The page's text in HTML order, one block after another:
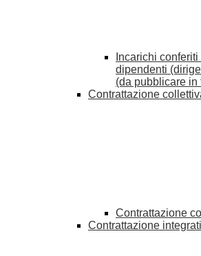
Incarichi
dipendenti
(da pubblicare in
Contrattazione
Contrattazione
Contrattazione